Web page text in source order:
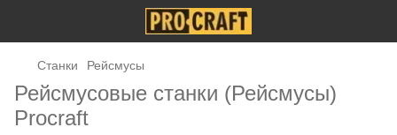
Станки Рейсмусы
Рейсмусовые станки (Рейсмусы)
Procraft